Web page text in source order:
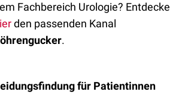
Fachbereich Urologie? Entdecke
den passenden Kanal
.
für Patientinnen